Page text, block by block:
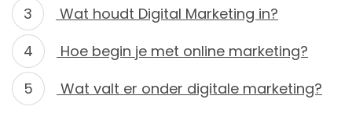
Wat houdt Digital Marketing in?
Hoe begin je met online marketing?
Wat valt er onder digitale marketing?